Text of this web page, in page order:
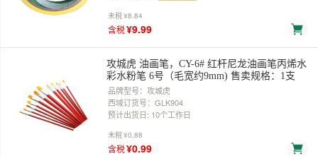
未税¥8.84
含税¥9.99
攻城虎 油画笔，CY-6# 红杆尼龙油画笔丙烯水
彩水粉笔 6号（毛宽约9mm) 售卖规格：1支
品牌型号：攻城虎
西域订货号：GLK904
预计出货日: 10个工作日
未税¥0.88
含税¥0.99